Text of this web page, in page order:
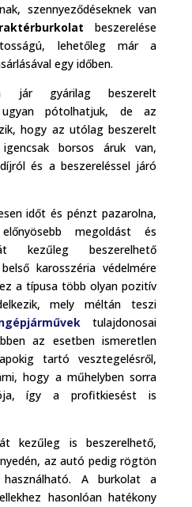
szennyeződéseknek van
raktérburkolat beszerelése
lehetőleg már a
egy időben.
jár gyárilag beszerelt
pótolhatjuk, de az
hogy az utólag beszerelt
borsos áruk van,
és a beszereléssel járó
időt és pénzt pazarolna,
megoldást és
kezűleg beszerelhető
karosszéria védelmére
a típusa több olyan pozitív
mely méltán teszi
tulajdonosai
az esetben ismeretlen
tartó vesztegelésről,
hogy a műhelyben sorra
így a profitkiesést is
kezűleg is beszerelhető,
az autó pedig rögtön
használható. A burkolat a
hasonlóan hatékony